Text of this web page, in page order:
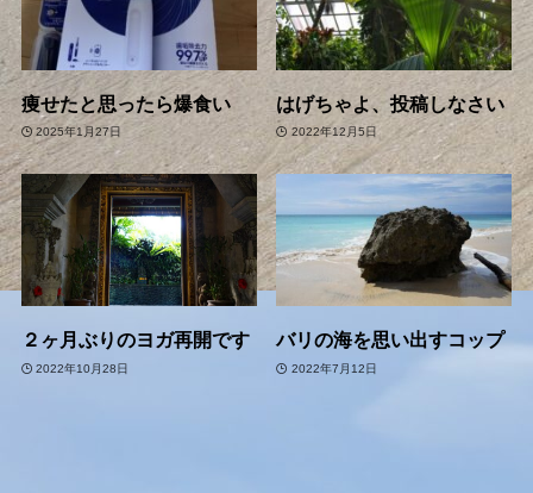
痩せたと思ったら爆食い
2025年1月27日
はげちゃよ、投稿しなさい
2022年12月5日
２ヶ月ぶりのヨガ再開です
2022年10月28日
バリの海を思い出すコップ
2022年7月12日